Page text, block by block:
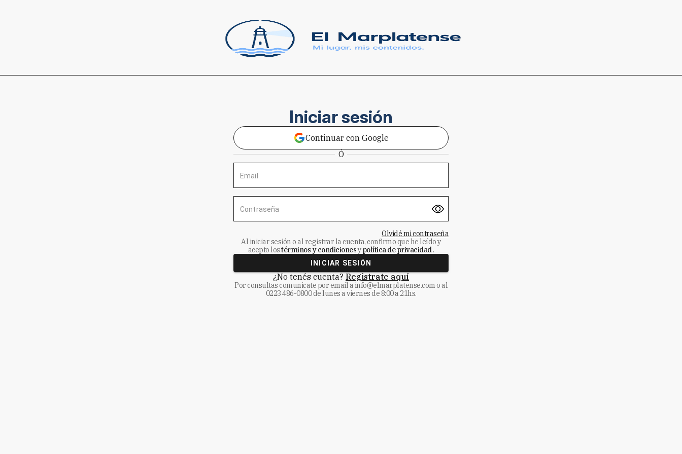
Iniciar sesión
Continuar con Google
Ó
Email
Contraseña
Olvidé mi contraseña
Al iniciar sesión o al registrar la cuenta, confirmo que he leído y
acepto lostérminos y condicionesypolítica de privacidad.
INICIAR SESIÓN
¿No tenés cuenta? Registrate aquí
Por consultas comunicate por email a info@elmarplatense.como al
0223 486-0800de lunes a viernes de 8:00 a 21hs.